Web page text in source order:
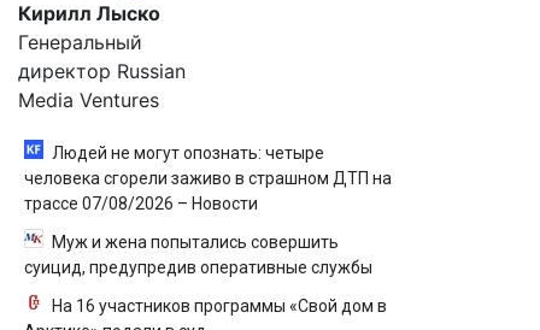
Кирилл Лыско
Генеральный
директор Russian
Media Ventures
Людей не могут опознать: четыре
человека сгорели заживо в страшном ДТП на
трассе 07/08/2026 – Новости
Муж и жена попытались совершить
суицид, предупредив оперативные службы
На 16 участников программы «Свой дом в